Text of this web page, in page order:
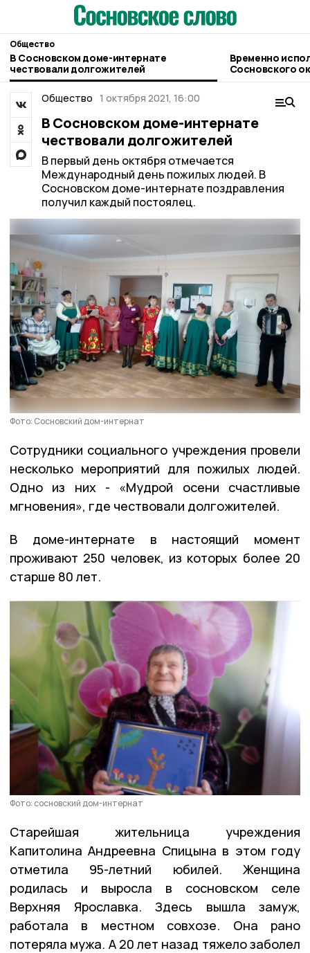
Общество
В Сосновском доме-интернате
чествовали долгожителей
Временно
Сосновского округа возложили на
Сергея Попова
Общество 1 октября 2021, 16:00
В Сосновском доме-интернате
чествовали долгожителей
В первый день октября отмечается
Международный день пожилых людей. В
Сосновском доме-интернате поздравления
получил каждый постоялец.
Фото: Сосновский дом-интернат
Сотрудники социального учреждения провели
несколько мероприятий для пожилых людей.
Одно из них - «Мудрой осени счастливые
мгновения», где чествовали долгожителей.
В доме-интернате в настоящий момент
проживают 250 человек, из которых более 20
старше 80 лет.
Фото: сосновский дом-интернат
Старейшая жительница учреждения
Капитолина Андреевна Спицына в этом году
отметила 95-летний юбилей. Женщина
родилась и выросла в сосновском селе
Верхняя Ярославка. Здесь вышла замуж,
работала в местном совхозе. Она рано
потеряла мужа. А 20 лет назад тяжело заболел